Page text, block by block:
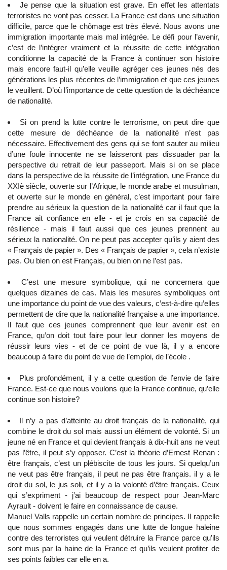
Je pense que la situation est grave. En effet les attentats
terroristes ne vont pas cesser. La France est dans une situation
difficile, parce que le chômage est très élevé. Nous avons une
immigration importante mais mal intégrée. Le défi pour l’avenir,
c’est de l’intégrer vraiment et la réussite de cette intégration
conditionne la capacité de la France à continuer son histoire
mais encore faut-il qu’elle veuille agréger ces jeunes nés des
générations les plus récentes de l’immigration et que ces jeunes
le veuillent. D’où l’importance de cette question de la déchéance
de nationalité.
Si on prend la lutte contre le terrorisme, on peut dire que
cette mesure de déchéance de la nationalité n’est pas
nécessaire. Effectivement des gens qui se font sauter au milieu
d’une foule innocente ne se laisseront pas dissuader par la
perspective du retrait de leur passeport. Mais si on se place
dans la perspective de la réussite de l’intégration, une France du
XXIè siècle, ouverte sur l’Afrique, le monde arabe et musulman,
et ouverte sur le monde en général, c’est important pour faire
prendre au sérieux la question de la nationalité car il faut que la
France ait confiance en elle - et je crois en sa capacité de
résilience - mais il faut aussi que ces jeunes prennent au
sérieux la nationalité. On ne peut pas accepter qu’ils y aient des
« Français de papier ». Des « Français de papier », cela n’existe
pas. Ou bien on est Français, ou bien on ne l’est pas.
C’est une mesure symbolique, qui ne concernera que
quelques dizaines de cas. Mais les mesures symboliques ont
une importance du point de vue des valeurs, c’est-à-dire qu’elles
permettent de dire que la nationalité française a une importance.
Il faut que ces jeunes comprennent que leur avenir est en
France, qu’on doit tout faire pour leur donner les moyens de
réussir leurs vies - et de ce point de vue là, il y a encore
beaucoup à faire du point de vue de l’emploi, de l’école .
Plus profondément, il y a cette question de l’envie de faire
France. Est-ce que nous voulons que la France continue, qu’elle
continue son histoire?
Il n’y a pas d’atteinte au droit français de la nationalité, qui
combine le droit du sol mais aussi un élément de volonté. Si un
jeune né en France et qui devient français à dix-huit ans ne veut
pas l’être, il peut s’y opposer. C’est la théorie d’Ernest Renan :
être français, c’est un plébiscite de tous les jours. Si quelqu’un
ne veut pas être français, il peut ne pas être français. il y a le
droit du sol, le jus soli, et il y a la volonté d’être français. Ceux
qui s’expriment - j’ai beaucoup de respect pour Jean-Marc
Ayrault - doivent le faire en connaissance de cause.
Manuel Valls rappelle un certain nombre de principes. Il rappelle
que nous sommes engagés dans une lutte de longue haleine
contre des terroristes qui veulent détruire la France parce qu’ils
sont mus par la haine de la France et qu’ils veulent profiter de
ses points faibles car elle en a.